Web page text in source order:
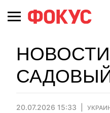
20.07.2026 15:33